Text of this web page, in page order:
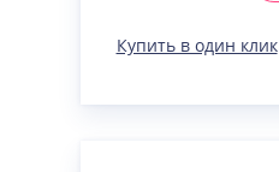
Купить в один клик